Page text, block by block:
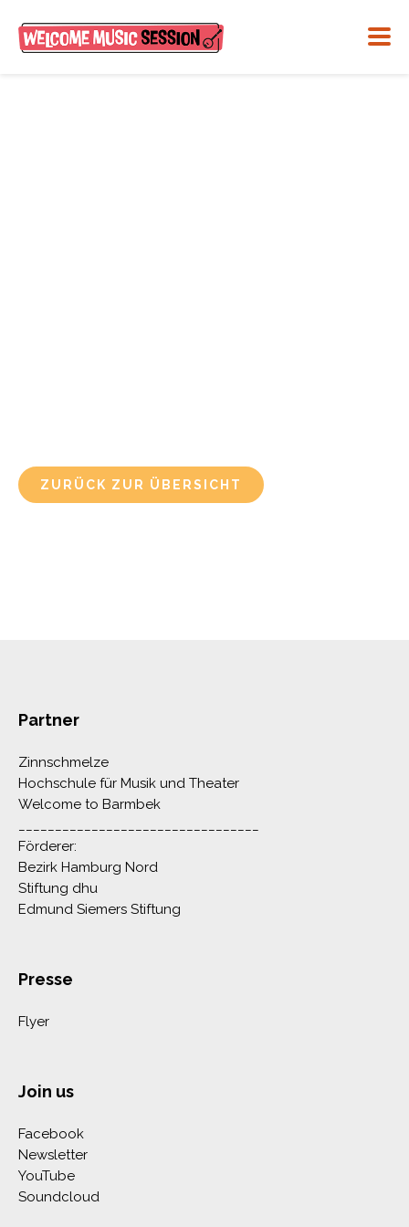
ZURÜCK ZUR ÜBERSICHT
Partner
Zinnschmelze
Hochschule für Musik und Theater
Welcome to Barmbek
Förderer:
Bezirk Hamburg Nord
Stiftung dhu
Edmund Siemers Stiftung
Presse
Flyer
Join us
Facebook
Newsletter
YouTube
Soundcloud